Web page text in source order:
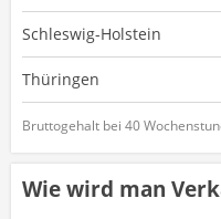
Schleswig-Holstein
Thüringen
Bruttogehalt bei 40
Wie wird man